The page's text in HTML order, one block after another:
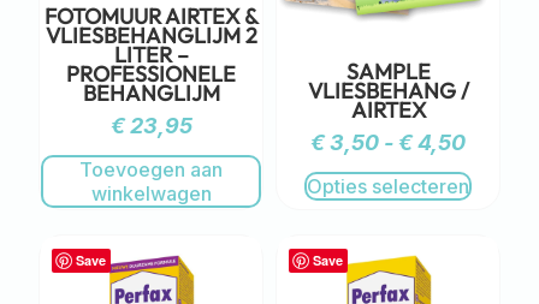
FOTOMUUR AIRTEX &
VLIESBEHANGLIJM 2
LITER –
PROFESSIONELE
BEHANGLIJM
€23,95
Toevoegen aan
winkelwagen
SAMPLE
VLIESBEHANG /
AIRTEX
€3,50 - €4,50
Opties selecteren
Save Save